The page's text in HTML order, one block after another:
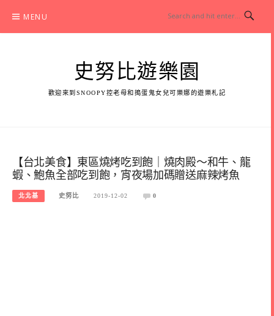
content
MENU
史努比遊樂園
歡迎來到SNOOPY控老母和搗蛋鬼女兒可樂娜的遊樂札記
【台北美食】東區燒烤吃到飽｜燒肉殿～和牛、龍
蝦、鮑魚全部吃到飽，宵夜場加碼贈送麻辣烤魚
北北基 史努比 2019-12-02 0